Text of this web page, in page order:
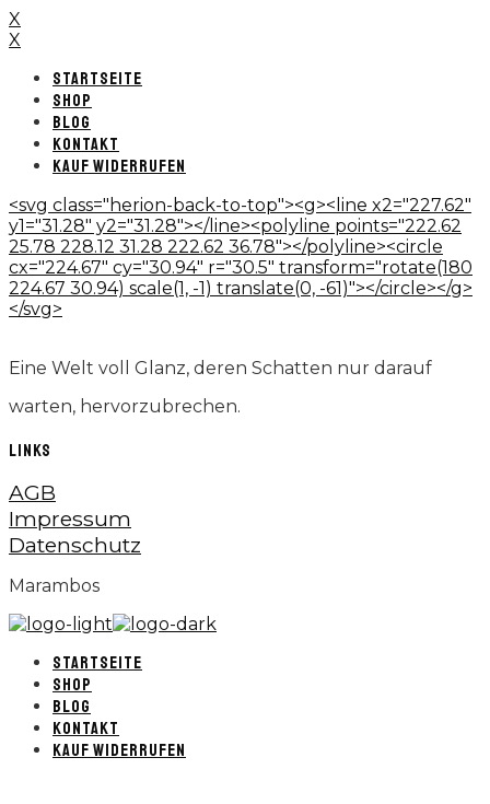
X
X
STARTSEITE
SHOP
BLOG
KONTAKT
KAUF WIDERRUFEN
<svg class="herion-back-to-top"><g><line x2="227.62"
y1="31.28" y2="31.28"></line><polyline points="222.62
25.78 228.12 31.28 222.62 36.78"></polyline><circle
cx="224.67" cy="30.94" r="30.5" transform="rotate(180
224.67 30.94) scale(1, -1) translate(0, -61)"></circle></g>
</svg>
Eine Welt voll Glanz, deren Schatten nur darauf
warten, hervorzubrechen.
LINKS
AGB
Impressum
Datenschutz
Marambos
STARTSEITE
SHOP
BLOG
KONTAKT
KAUF WIDERRUFEN